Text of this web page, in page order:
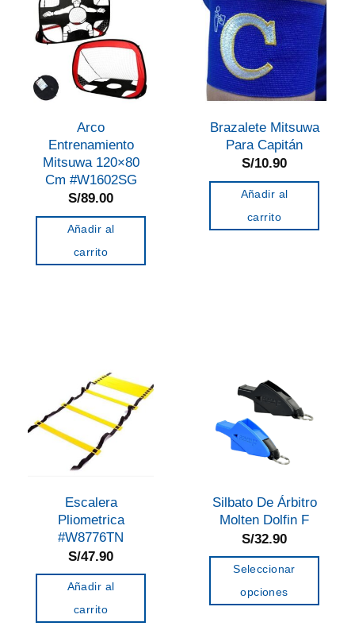
Arco
Entrenamiento
Mitsuwa 120×80
Cm #W1602SG
S/89.00
Añadir al
carrito
Brazalete Mitsuwa
Para Capitán
S/10.90
Añadir al
carrito
Escalera
Pliometrica
#W8776TN
S/47.90
Añadir al
carrito
Silbato De Árbitro
Molten Dolfin F
S/32.90
Seleccionar
opciones